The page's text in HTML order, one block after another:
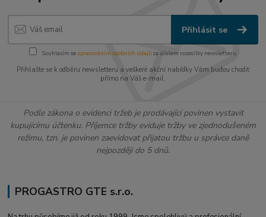
Přihlásit se
Souhlasím se zpracováním osobních údajůza účelem rozesílky newsletteru.
Přihlašte se k odběru newsletteru a veškeré akční nabídky Vám budou chodit
přímo na Váš e-mail.
Podle zákona o evidenci tržeb je prodávající povinen vystavit
kupujícímu účtenku. Příjemce tržby eviduje tržby ve zjednodušeném
režimu, tzn. je povinen zaevidovat přijatou tržbu u správce daně
nejpozději do 5 dnů.
PROGASTRO GTE s.r.o.